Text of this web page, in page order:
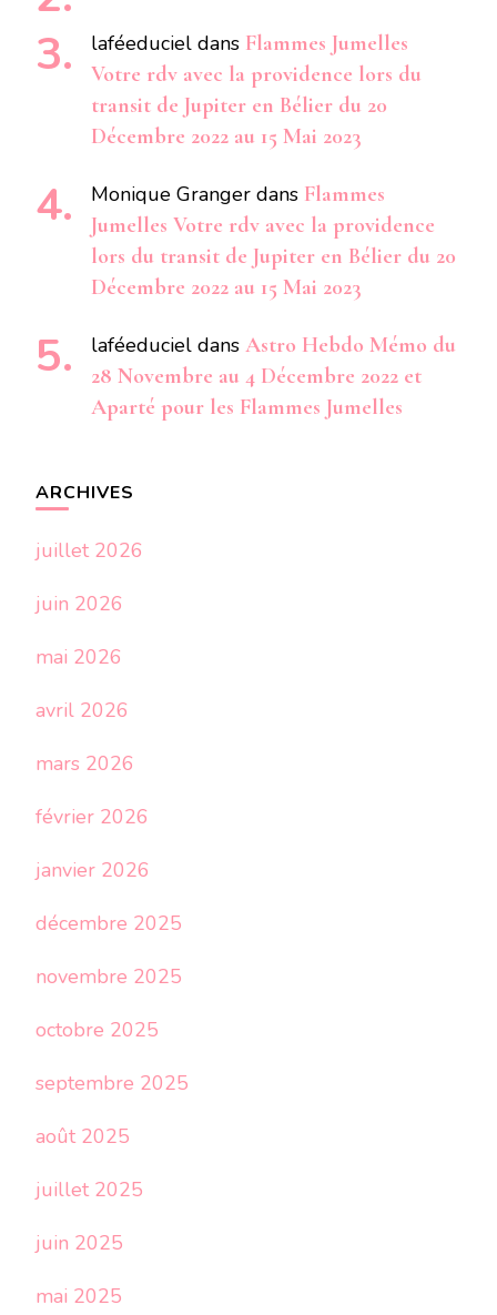
laféeduciel dans Flammes Jumelles
Votre rdv avec la providence lors du
transit de Jupiter en Bélier du 20
Décembre 2022 au 15 Mai 2023
Monique Granger dans Flammes
Jumelles Votre rdv avec la providence
lors du transit de Jupiter en Bélier du 20
Décembre 2022 au 15 Mai 2023
laféeduciel dans Astro Hebdo Mémo du
28 Novembre au 4 Décembre 2022 et
Aparté pour les Flammes Jumelles
ARCHIVES
juillet 2026
juin 2026
mai 2026
avril 2026
mars 2026
février 2026
janvier 2026
décembre 2025
novembre 2025
octobre 2025
septembre 2025
août 2025
juillet 2025
juin 2025
mai 2025